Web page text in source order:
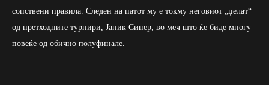
сопствени правила. Следен на патот му е токму неговиот „џелат“
од претходните турнири, Јаник Синер, во меч што ќе биде многу
повеќе од обично полуфинале.